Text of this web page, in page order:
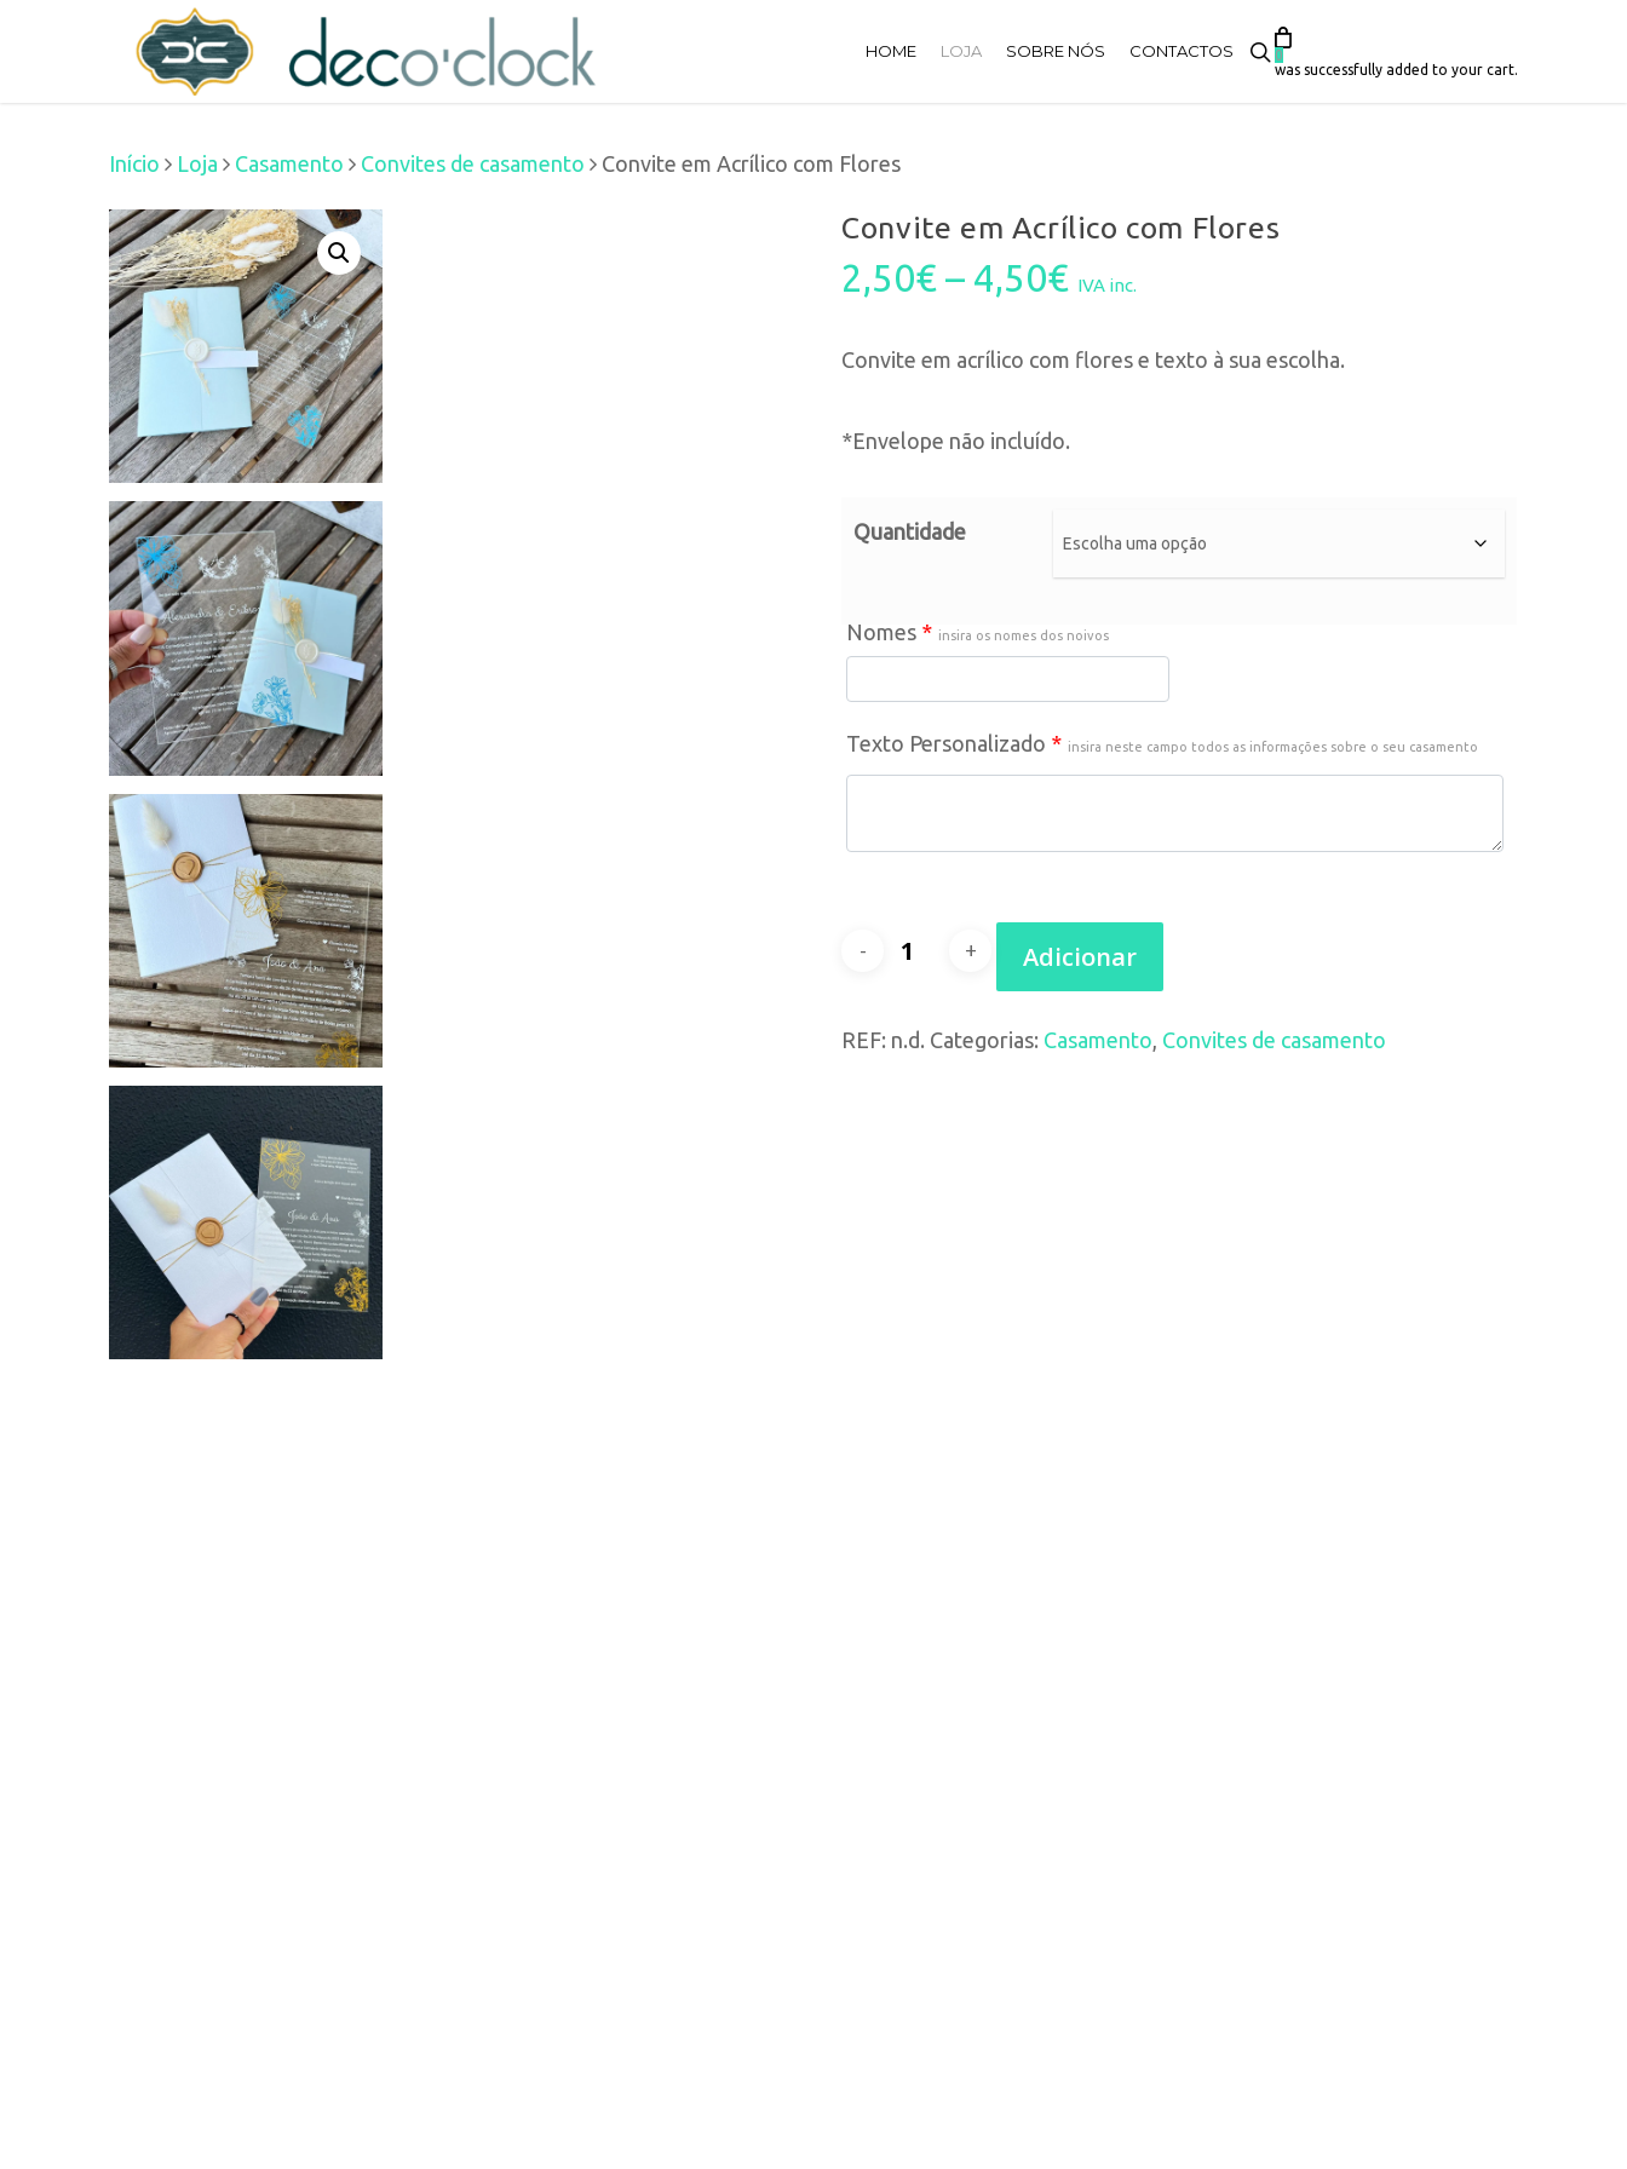
HOME LOJA SOBRE NÓS CONTACTOS search
0
was successfully added to your cart.
Início Loja Casamento Convites de casamento Convite em Acrílico com Flores
Convite em Acrílico com Flores
2,50€ – 4,50€ Price
2,50€
IVA inc.
Convite em acrílico com flores e texto à sua escolha.
*Envelope não incluído.
Quantidade
Nomes * insira os nomes dos noivos
Texto Personalizado * insira neste campo todos as informações sobre o seu casamento
Quantidade
Convite
Adicionar
REF: n.d. Categorias: Casamento, Convites de casamento